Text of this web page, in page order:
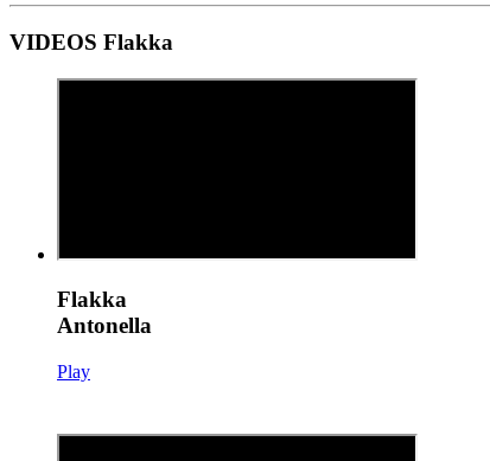
VIDEOS Flakka
Flakka
Antonella
Play